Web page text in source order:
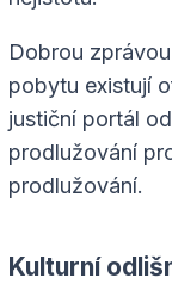
Dobrou
pobytu existují
justiční portál
prodlužování
prodlužování.
Kulturní